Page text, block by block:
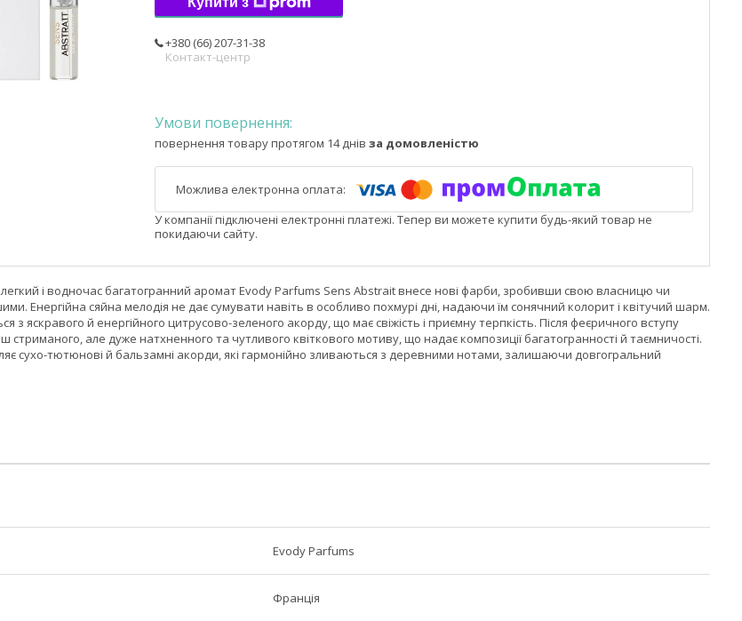
+380 (66) 207-31-38
Контакт-центр
повернення товару протягом 14 днів за домовленістю
У компанії підключені електронні платежі. Тепер ви можете купити будь-який товар не
покидаючи сайту.
легкий і водночас багатогранний аромат Evody Parfums Sens Abstrait внесе нові фарби, зробивши свою власницю чи
Енергійна сяйна мелодія не дає сумувати навіть в особливо похмурі дні, надаючи їм сонячний колорит і квітучий шарм.
з яскравого й енергійного цитрусово-зеленого акорду, що має свіжість і приємну терпкість. Після феєричного вступу
стриманого, але дуже натхненного та чутливого квіткового мотиву, що надає композиції багатогранності й таємничості.
сухо-тютюнові й бальзамні акорди, які гармонійно зливаються з деревними нотами, залишаючи довгогральний
Evody Parfums
Франція